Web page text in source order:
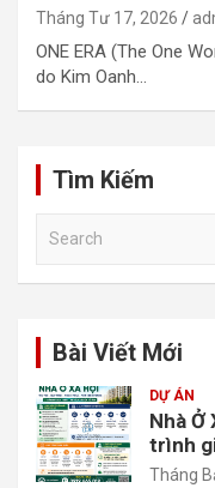
Tháng Tư 17, 2026
ONE ERA (The One
do Kim Oanh…
Tìm Kiếm
Bài Viết Mới
DỰ ÁN
Nhà Ở
trình
Tháng